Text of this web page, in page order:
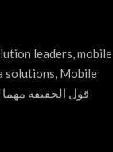
leaders, mobile
solutions, Mobile